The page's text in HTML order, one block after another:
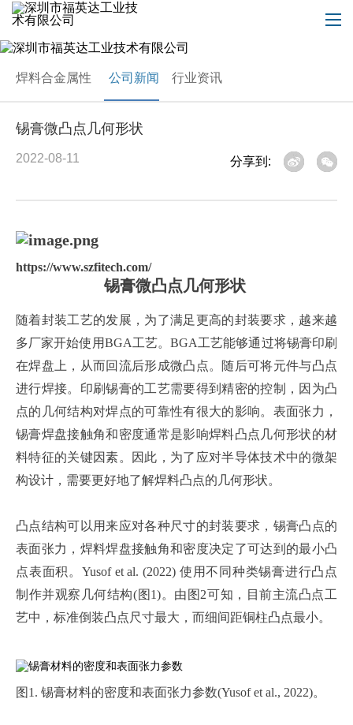
焊料合金属性 公司新闻 行业资讯
锡膏微凸点几何形状
2022-08-11 分享到:
https://www.szfitech.com/
锡膏微凸点几何形状
随着封装工艺的发展，为了满足更高的封装要求，越来越
多厂家开始使用BGA工艺。BGA工艺能够通过将锡膏印刷
在焊盘上，从而回流后形成微凸点。随后可将元件与凸点
进行焊接。印刷锡膏的工艺需要得到精密的控制，因为凸
点的几何结构对焊点的可靠性有很大的影响。表面张力，
锡膏焊盘接触角和密度通常是影响焊料凸点几何形状的材
料特征的关键因素。因此，为了应对半导体技术中的微架
构设计，需要更好地了解焊料凸点的几何形状。
凸点结构可以用来应对各种尺寸的封装要求，锡膏凸点的
表面张力，焊料焊盘接触角和密度决定了可达到的最小凸
点表面积。 Yusof et al. (2022) 使用不同种类锡膏进行凸点
制作并观察几何结构(图 1)。由图 2可知，目前主流凸点工
艺中，标准倒装凸点尺寸最大，而细间距铜柱凸点最小。
图1. 锡膏材料的密度和表面张力参数(Yusof et al., 2022)。